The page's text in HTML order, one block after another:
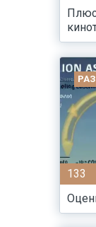
133